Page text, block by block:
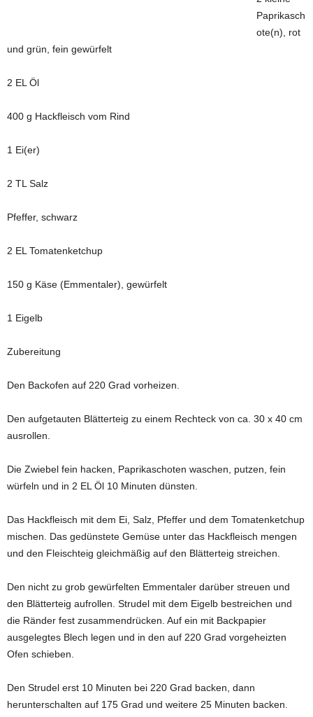
Paprikasch
ote(n), rot
und grün, fein gewürfelt
2 EL Öl
400 g Hackfleisch vom Rind
1 Ei(er)
2 TL Salz
Pfeffer, schwarz
2 EL Tomatenketchup
150 g Käse (Emmentaler), gewürfelt
1 Eigelb
Zubereitung
Den Backofen auf 220 Grad vorheizen.
Den aufgetauten Blätterteig zu einem Rechteck von ca. 30 x 40 cm
ausrollen.
Die Zwiebel fein hacken, Paprikaschoten waschen, putzen, fein
würfeln und in 2 EL Öl 10 Minuten dünsten.
Das Hackfleisch mit dem Ei, Salz, Pfeffer und dem Tomatenketchup
mischen. Das gedünstete Gemüse unter das Hackfleisch mengen
und den Fleischteig gleichmäßig auf den Blätterteig streichen.
Den nicht zu grob gewürfelten Emmentaler darüber streuen und
den Blätterteig aufrollen. Strudel mit dem Eigelb bestreichen und
die Ränder fest zusammendrücken. Auf ein mit Backpapier
ausgelegtes Blech legen und in den auf 220 Grad vorgeheizten
Ofen schieben.
Den Strudel erst 10 Minuten bei 220 Grad backen, dann
herunterschalten auf 175 Grad und weitere 25 Minuten backen.